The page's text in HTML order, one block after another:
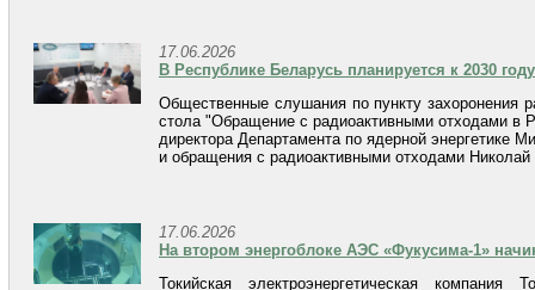
17.06.2026
В Республике Беларусь планируется к 2030
Общественные слушания по пункту захоронения
стола "Обращение с радиоактивными отходами в
директора Департамента по ядерной энергетике
и обращения с радиоактивными отходами
17.06.2026
На втором энергоблоке АЭС «Фукусима-1»
Токийская электроэнергетическая